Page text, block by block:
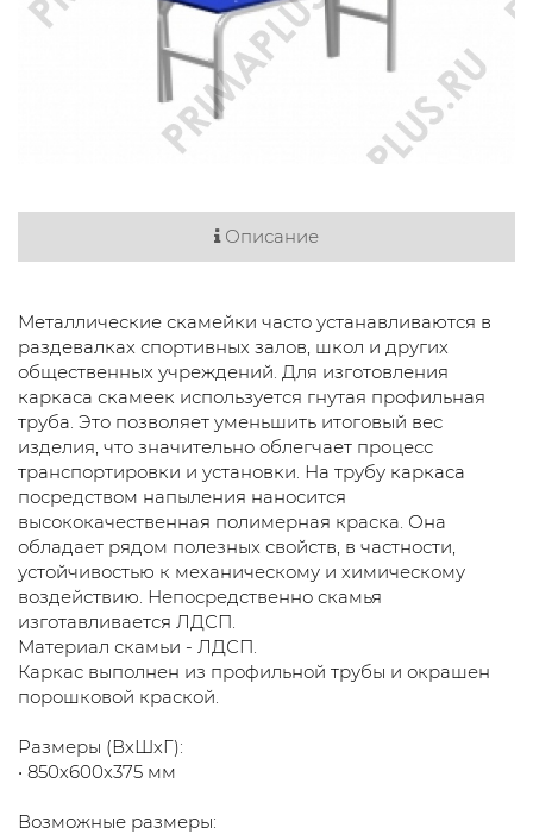
Описание
Металлические скамейки часто устанавливаются в
раздевалках спортивных залов, школ и других
общественных учреждений. Для изготовления
каркаса скамеек используется гнутая профильная
труба. Это позволяет уменьшить итоговый вес
изделия, что значительно облегчает процесс
транспортировки и установки. На трубу каркаса
посредством напыления наносится
высококачественная полимерная краска. Она
обладает рядом полезных свойств, в частности,
устойчивостью к механическому и химическому
воздействию. Непосредственно скамья
изготавливается ЛДСП.
Материал скамьи - ЛДСП.
Каркас выполнен из профильной трубы и окрашен
порошковой краской.
Размеры (ВхШхГ):
• 850х600х375 мм
Возможные размеры: